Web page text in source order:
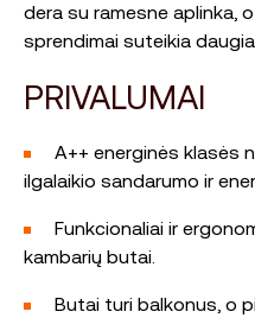
dera su ramesne aplinka,
sprendimai suteikia
PRIVALUMAI
A++ energinės klasės
ilgalaikio sandarumo ir
Funkcionaliai ir
kambarių butai.
Butai turi balkonus, o